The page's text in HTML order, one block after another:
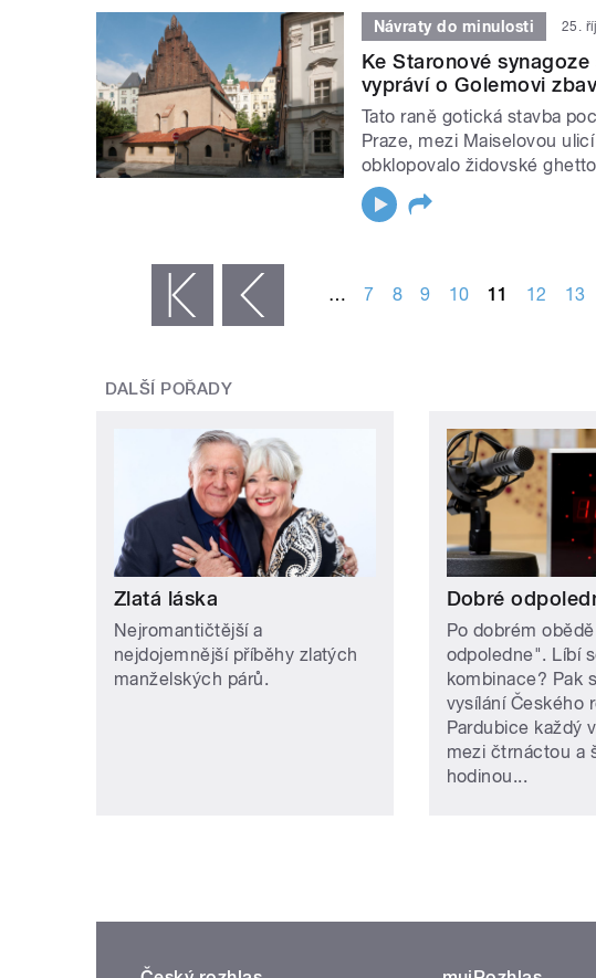
Návraty do minulosti 25.
Ke Staronové
vypráví o Golemovi
Tato raně gotická stavba
Praze, mezi Maiselovou
obklopovalo židovské
‹ předchozí … 7 8 9 10 11 12 13
DALŠÍ POŘADY
Zlatá láska
Nejromantičtější a
nejdojemnější příběhy zlatých
manželských párů.
Dobré
Po dobrém
odpoledne". Líbí
kombinace? Pak
vysílání Českého
Pardubice každý
mezi čtrnáctou a
hodinou...